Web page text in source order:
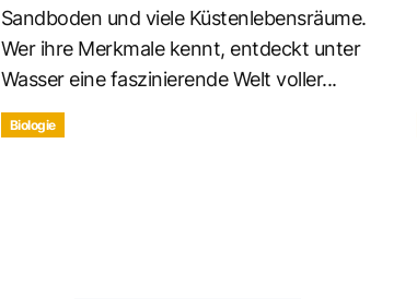
Sandboden und viele Küstenlebensräume.
Wer ihre Merkmale kennt, entdeckt unter
Wasser eine faszinierende Welt voller...
Biologie